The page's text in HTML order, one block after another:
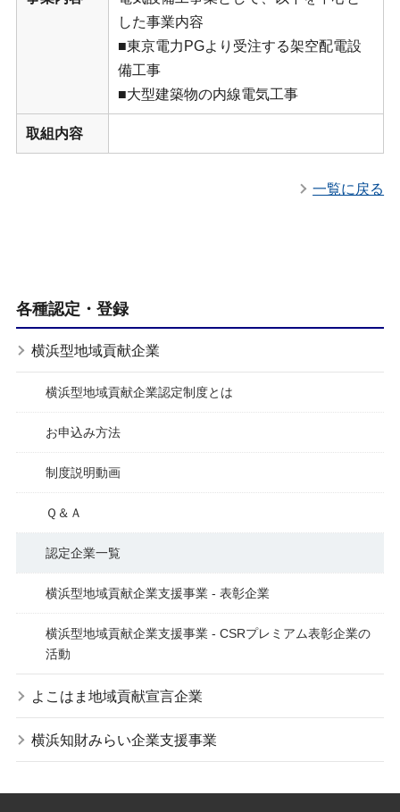
した事業内容
■東京電力PGより受注する架空配電設
備工事
■大型建築物の内線電気工事
取組内容
一覧に戻る
各種認定・登録
横浜型地域貢献企業
横浜型地域貢献企業認定制度とは
お申込み方法
制度説明動画
Ｑ＆Ａ
認定企業一覧
横浜型地域貢献企業支援事業 - 表彰企業
横浜型地域貢献企業支援事業 - CSRプレミアム表彰企業の
活動
よこはま地域貢献宣言企業
横浜知財みらい企業支援事業